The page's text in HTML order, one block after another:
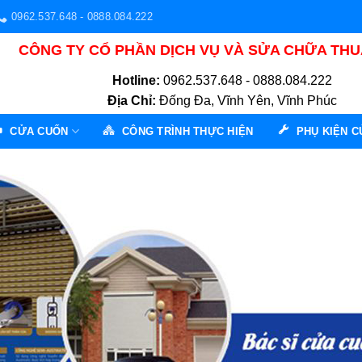
0962.537.648 - 0888.084.222
CÔNG TY CỔ PHẦN DỊCH VỤ VÀ SỬA CHỮA
Hotline: 0962.537.648 - 0888.084.222
Địa Chỉ: Đống Đa, Vĩnh Yên, Vĩnh Phúc
CỬA CUỐN CÔNG TRÌNH THỰC HIỆN PHỤ KIỆN